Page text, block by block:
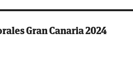
Gran Canaria 2024